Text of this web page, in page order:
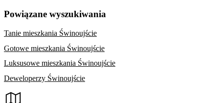
Powiązane wyszukiwania
Tanie mieszkania Świnoujście
Gotowe mieszkania Świnoujście
Luksusowe mieszkania Świnoujście
Deweloperzy Świnoujście